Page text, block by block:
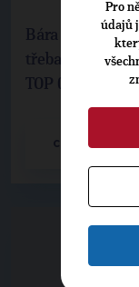
Bára Hrzánová,
třeba Pavlína
TOP 09 a
CELÝ ČLÁNEK
Pro
údajů